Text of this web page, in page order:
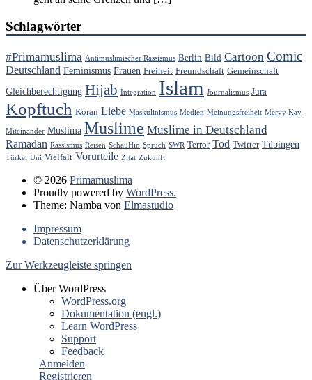
Schlagwörter
#Primamuslima Antimuslimischer Rassismus Berlin Bild Cartoon Comic
Deutschland Feminismus Frauen Freiheit Freundschaft Gemeinschaft
Gleichberechtigung Hijab Integration Islam Journalismus Jura
Kopftuch Koran Liebe Maskulinismus Medien Meinungsfreiheit Mervy Kay
Miteinander Muslima Muslime Muslime in Deutschland
Ramadan Rassismus Reisen SchauHin Spruch SWR Terror Tod Twitter Tübingen
Türkei Uni Vielfalt Vorurteile Zitat Zukunft
© 2026 Primamuslima
Proudly powered by WordPress.
Theme: Namba von Elmastudio
Impressum
Datenschutzerklärung
Zur Werkzeugleiste springen
Über WordPress
WordPress.org
Dokumentation (engl.)
Learn WordPress
Support
Feedback
Anmelden
Registrieren